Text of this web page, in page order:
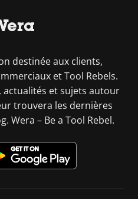
destinée aux clients,
et Tool Rebels.
actualités et sujets autour
trouvera les dernières
Wera – Be a Tool Rebel.